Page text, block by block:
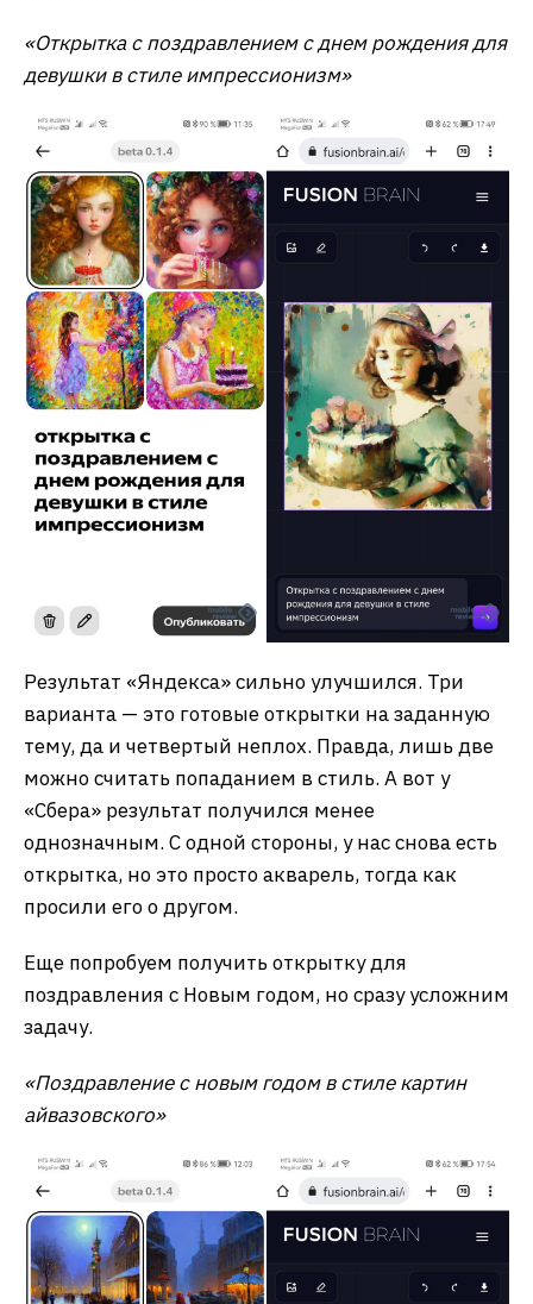
«Открытка с поздравлением с днем рождения для
девушки в стиле импрессионизм»
Результат «Яндекса» сильно улучшился. Три
варианта — это готовые открытки на заданную
тему, да и четвертый неплох. Правда, лишь две
можно считать попаданием в стиль. А вот у
«Сбера» результат получился менее
однозначным. С одной стороны, у нас снова есть
открытка, но это просто акварель, тогда как
просили его о другом.
Еще попробуем получить открытку для
поздравления с Новым годом, но сразу усложним
задачу.
«Поздравление с новым годом в стиле картин
айвазовского»